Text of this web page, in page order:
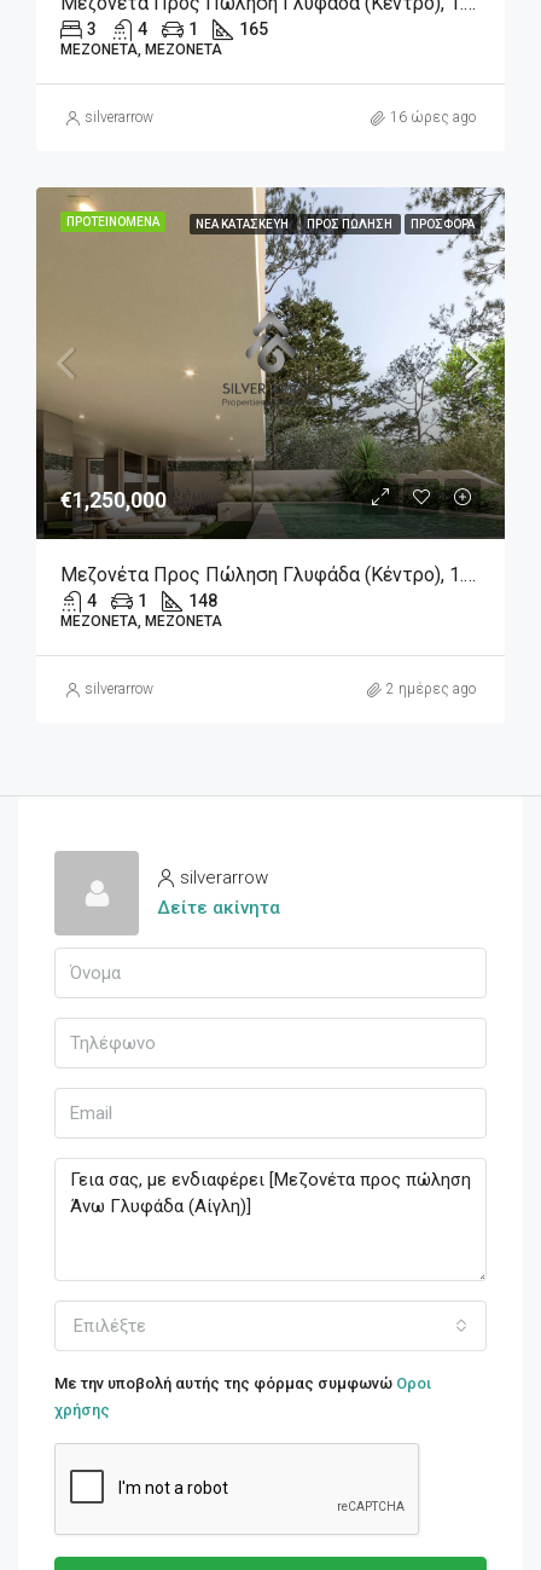
3 4 1 165
ΜΕΖΟΝΈΤΑ, ΜΕΖΟΝΈΤΑ
silverarrow 16 ώρες ago
ΠΡΟΤΕΙΝΌΜΕΝΑ ΝΈΑ ΚΑΤΑΣΚΕΥΉ ΠΡΟΣ ΠΏΛΗΣΗ ΠΡΟΣΦΟΡΆ
€1,250,000
Μεζονέτα Προς Πώληση Γλυφάδα (Κέντρο), 1.250.000€, 148 Τ.μ.
4 1 148
ΜΕΖΟΝΈΤΑ, ΜΕΖΟΝΈΤΑ
silverarrow 2 ημέρες ago
silverarrow
Δείτε ακίνητα
Επιλέξτε
Με την υποβολή αυτής της φόρμας συμφωνώ Οροι
χρήσης